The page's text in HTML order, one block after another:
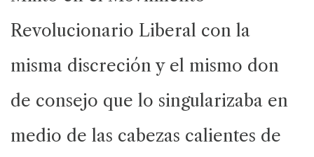
Revolucionario Liberal con la
misma discreción y el mismo don
de consejo que lo singularizaba en
medio de las cabezas calientes de